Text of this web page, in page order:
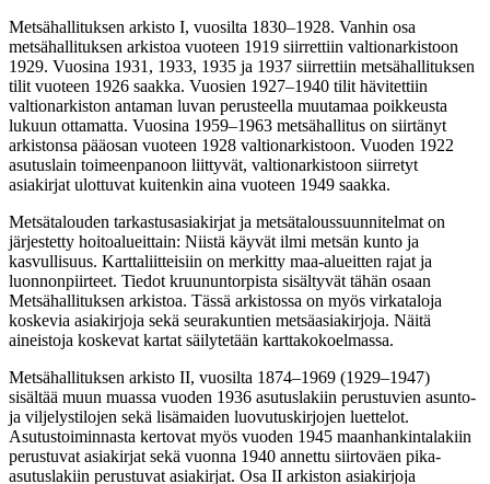
Metsähallituksen arkisto I, vuosilta 1830–1928. Vanhin osa
metsähallituksen arkistoa vuoteen 1919 siirrettiin valtionarkistoon
1929. Vuosina 1931, 1933, 1935 ja 1937 siirrettiin metsähallituksen
tilit vuoteen 1926 saakka. Vuosien 1927–1940 tilit hävitettiin
valtionarkiston antaman luvan perusteella muutamaa poikkeusta
lukuun ottamatta. Vuosina 1959–1963 metsähallitus on siirtänyt
arkistonsa pääosan vuoteen 1928 valtionarkistoon. Vuoden 1922
asutuslain toimeenpanoon liittyvät, valtionarkistoon siirretyt
asiakirjat ulottuvat kuitenkin aina vuoteen 1949 saakka.
Metsätalouden tarkastusasiakirjat ja metsätaloussuunnitelmat on
järjestetty hoitoalueittain: Niistä käyvät ilmi metsän kunto ja
kasvullisuus. Karttaliitteisiin on merkitty maa-alueitten rajat ja
luonnonpiirteet. Tiedot kruununtorpista sisältyvät tähän osaan
Metsähallituksen arkistoa. Tässä arkistossa on myös virkataloja
koskevia asiakirjoja sekä seurakuntien metsäasiakirjoja. Näitä
aineistoja koskevat kartat säilytetään karttakokoelmassa.
Metsähallituksen arkisto II, vuosilta 1874–1969 (1929–1947)
sisältää muun muassa vuoden 1936 asutuslakiin perustuvien asunto-
ja viljelystilojen sekä lisämaiden luovutuskirjojen luettelot.
Asutustoiminnasta kertovat myös vuoden 1945 maanhankintalakiin
perustuvat asiakirjat sekä vuonna 1940 annettu siirtoväen pika-
asutuslakiin perustuvat asiakirjat. Osa II arkiston asiakirjoja